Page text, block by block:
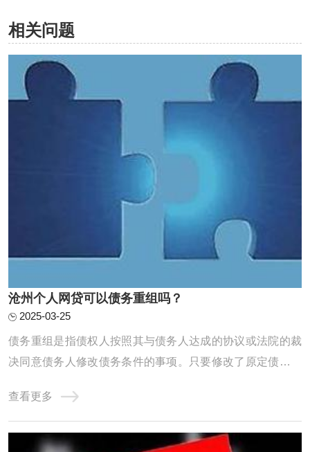
相关问题
沧州个人网贷可以债务重组吗？
2025-03-25
债务重组是指债权人按照其与债务人达成的协议或法院的裁
决同意债务人修改债务条件的事项。只要修改了原定债务偿
的，均作为债务重组。个人网贷的债务重组需要遵循一定的
原则和程序，包括核销已经损失或无法收回的资产及损益账
户上的借方余额，对资产进行重估价，以确定 ...
查看更多